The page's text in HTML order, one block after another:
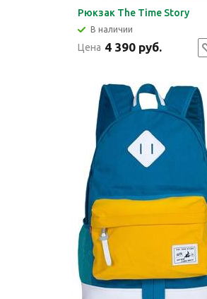
Рюкзак The Time Story
В наличии
Цена 4 390 руб.